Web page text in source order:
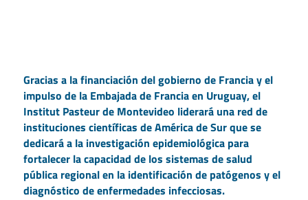
Gracias a la financiación del gobierno de Francia y el
impulso de la Embajada de Francia en Uruguay, el
Institut Pasteur de Montevideo liderará una red de
instituciones científicas de América de Sur que se
dedicará a la investigación epidemiológica para
fortalecer la capacidad de los sistemas de salud
pública regional en la identificación de patógenos y el
diagnóstico de enfermedades infecciosas.